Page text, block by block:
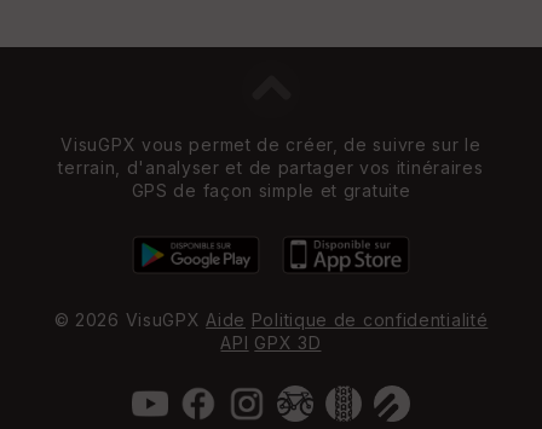
VisuGPX vous permet de créer, de suivre sur le
terrain, d'analyser et de partager vos itinéraires
GPS de façon simple et gratuite
© 2026 VisuGPX Aide Politique de confidentialité
API GPX 3D